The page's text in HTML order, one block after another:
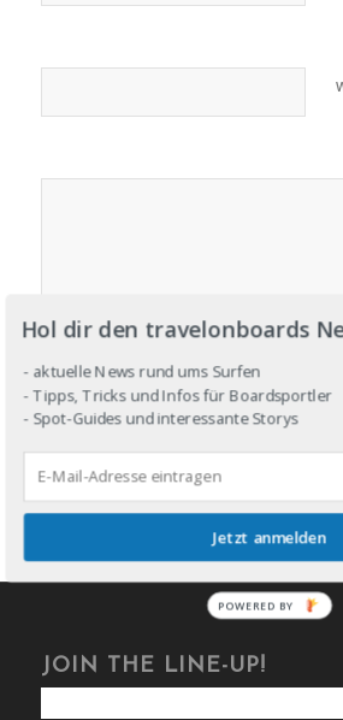
JOIN THE LINE-UP!
Hol dir den travelonboards
- aktuelle News rund ums Surfen
- Tipps, Tricks und Infos für Boardsportler
- Spot-Guides und interessante Storys
Jetzt anmelden
POWERED BY